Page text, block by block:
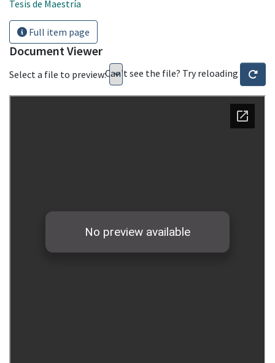
Tesis de Maestría
Full item page
Document Viewer
Select a file to preview:Can't see the file? Try reloading